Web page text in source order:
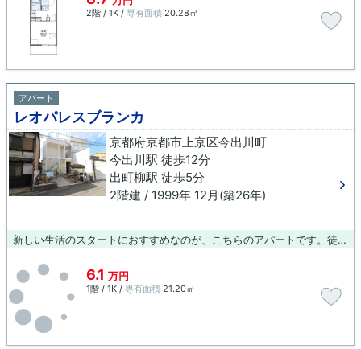
2階 / 1K / 専有面積 20.28㎡
アパート
レオパレスブランカ
京都府京都市上京区今出川町
今出川駅 徒歩12分
出町柳駅 徒歩5分
2階建 / 1999年 12月(築26年)
新しい生活のスタートにおすすめなのが、こちらのアパートです。徒歩12分で駅へのアクセスができる物件です。お客様の住まい探しをサポートする創業元治元年 小林工務店では、京都市上京区内にある物件情報を数多く取り揃えております。
6.1 万円
1階 / 1K / 専有面積 21.20㎡